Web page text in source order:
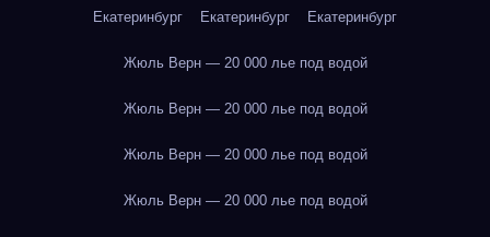
Екатеринбург Екатеринбург Екатеринбург
Жюль Верн — 20 000 лье под водой
Жюль Верн — 20 000 лье под водой
Жюль Верн — 20 000 лье под водой
Жюль Верн — 20 000 лье под водой